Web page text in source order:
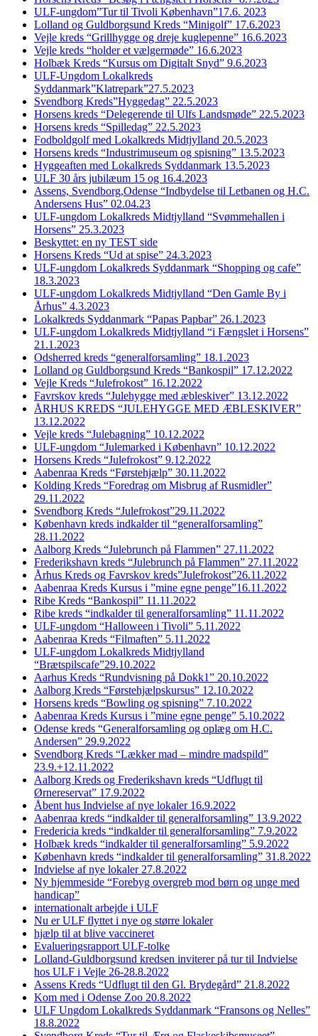
ULF-ungdom”Tur til Tivoli København”17.6. 2023
Lolland og Guldborgsund Kreds “Minigolf” 17.6.2023
Vejle kreds “Grillhygge og dreje kuglepenne” 16.6.2023
Vejle kreds “holder et vælgermøde” 16.6.2023
Holbæk Kreds “Kursus om Digitalt Snyd” 9.6.2023
ULF-Ungdom Lokalkreds
Syddanmark”Klatrepark”27.5.2023
Svendborg Kreds”Hyggedag” 22.5.2023
Horsens kreds “Delegerende til Ulfs Landsmøde” 22.5.2023
Horsens kreds “Spilledag” 22.5.2023
Fodboldgolf med Lokalkreds Midtjylland 20.5.2023
Horsens kreds “Industrimuseum og spisning” 13.5.2023
Hyggeaften med Lokalkreds Syddanmark 13.5.2023
ULF 30 års jubilæum 15 og 16.4.2023
Assens, Svendborg,Odense “Indbydelse til Letbanen og H.C.
Andersens Hus” 02.04.23
ULF-ungdom Lokalkreds Midtjylland “Svømmehallen i
Horsens” 25.3.2023
Beskyttet: en ny TEST side
Horsens Kreds “Ud at spise” 24.3.2023
ULF-ungdom Lokalkreds Syddanmark “Shopping og cafe”
18.3.2023
ULF-ungdom Lokalkreds Midtjylland “Den Gamle By i
Århus” 4.3.2023
Lokalkreds Syddanmark “Papas Papbar” 26.1.2023
ULF-ungdom Lokalkreds Midtjylland “i Fængslet i Horsens”
21.1.2023
Odsherred kreds “generalforsamling” 18.1.2023
Lolland og Guldborgsund Kreds “Bankospil” 17.12.2022
Vejle Kreds “Julefrokost” 16.12.2022
Favrskov kreds “Julehygge med æbleskiver” 13.12.2022
ÅRHUS KREDS “JULEHYGGE MED ÆBLESKIVER”
13.12.2022
Vejle kreds “Julebagning” 10.12.2022
ULF-ungdom “Julemarked i København” 10.12.2022
Horsens Kreds “Julefrokost” 9.12.2022
Aabenraa Kreds “Førstehjælp” 30.11.2022
Kolding Kreds “Foredrag om Misbrug af Rusmidler”
29.11.2022
Svendborg Kreds “Julefrokost”29.11.2022
København kreds indkalder til “generalforsamling”
28.11.2022
Aalborg Kreds “Julebrunch på Flammen” 27.11.2022
Frederikshavn kreds “Julebrunch på Flammen” 27.11.2022
Århus Kreds og Favrskov kreds”Julefrokost”26.11.2022
Aabenraa Kreds Kursus i ”mine egne penge”16.11.2022
Ribe Kreds “Bankospil” 11.11.2022
Ribe kreds “indkalder til generalforsamling” 11.11.2022
ULF-ungdom “Halloween i Tivoli” 5.11.2022
Aabenraa Kreds “Filmaften” 5.11.2022
ULF-ungdom Lokalkreds Midtjylland
“Brætspilscafe”29.10.2022
Aarhus Kreds “Rundvisning på Dokk1” 20.10.2022
Aalborg Kreds “Førstehjælpskursus” 12.10.2022
Horsens kreds “Bowling og spisning” 7.10.2022
Aabenraa Kreds Kursus i ”mine egne penge” 5.10.2022
Odense kreds “Generalforsamling og oplæg om H.C.
Andersen” 29.9.2022
Svendborg Kreds “Lækker mad – mindre madspild”
23.9.+12.11.2022
Aalborg Kreds og Frederikshavn kreds “Udflugt til
Ørnereservat” 17.9.2022
Åbent hus Indvielse af nye lokaler 16.9.2022
Aabenraa kreds “indkalder til generalforsamling” 13.9.2022
Fredericia kreds “indkalder til generalforsamling” 7.9.2022
Holbæk kreds “indkalder til generalforsamling” 5.9.2022
København kreds “indkalder til generalforsamling” 31.8.2022
Indvielse af nye lokaler 27.8.2022
Ny hjemmeside “Forebyg overgreb mod børn og unge med
handicap”
internationalt arbejde i ULF
Nu er ULF flyttet i nye og større lokaler
hjælp til at blive vaccineret
Evalueringsrapport ULF-tolke
Lolland-Guldborgsund kredsen inviterer på tur til Indvielse
hos ULF i Vejle 26-28.8.2022
Assens Kreds “Udflugt til den Gl. Brydegård” 21.8.2022
Kom med i Odense Zoo 20.8.2022
ULF Ungdom Lokalkreds Syddanmark “Fransons og Nelles”
18.8.2022